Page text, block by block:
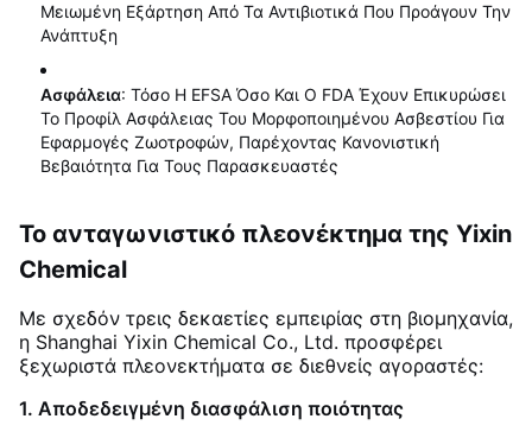
Μειωμένη Εξάρτηση Από Τα Αντιβιοτικά Που Προάγουν Την
Ανάπτυξη
Ασφάλεια: Τόσο Η EFSA Όσο Και Ο FDA Έχουν Επικυρώσει
Το Προφίλ Ασφάλειας Του Μορφοποιημένου Ασβεστίου Για
Εφαρμογές Ζωοτροφών, Παρέχοντας Κανονιστική
Βεβαιότητα Για Τους Παρασκευαστές
Το ανταγωνιστικό πλεονέκτημα της Yixin
Chemical
Με σχεδόν τρεις δεκαετίες εμπειρίας στη βιομηχανία,
η Shanghai Yixin Chemical Co., Ltd. προσφέρει
ξεχωριστά πλεονεκτήματα σε διεθνείς αγοραστές:
1. Αποδεδειγμένη διασφάλιση ποιότητας